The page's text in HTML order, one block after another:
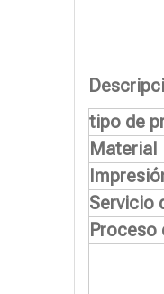
tipo de
Material
Servicio
Proceso